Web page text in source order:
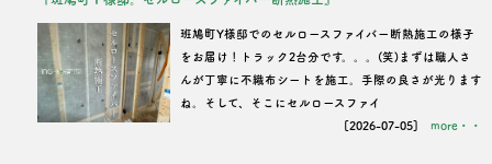
班鳩町Y様邸でのセルロースファイバー断熱施工の様子
をお届け！トラック2台分です。。。(笑)まずは職人さ
んが丁寧に不織布シートを施工。手際の良さが光ります
ね。そして、そこにセルロースファイ
[2026-07-05] more・・